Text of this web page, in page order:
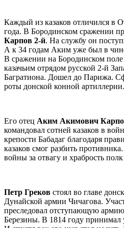
Каждый из казаков отличился в
года. В Бородинском сражении
Карпов 2-й. На службу он
А к 34 годам Аким уже был в
В сражении на Бородинском
казачьим отрядом русской 2-й
Багратиона. Дошел до Парижа.
роты донской конной артиллерии.
Его отец Аким Акимович
командовал сотней казаков в
крепости Бабадаг благодаря
казаков смог разбить
войны за отвагу и храбрость
Петр Греков стоял во главе
Дунайской армии Чичагова.
преследовал отступающую
Березины. В 1814 году принимал